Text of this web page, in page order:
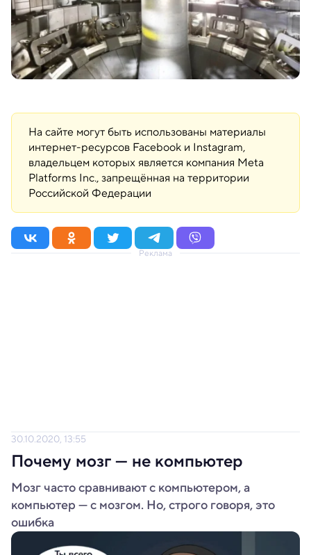
На сайте могут быть использованы материалы
интернет-ресурсов Facebook и Instagram,
владельцем которых является компания Meta
Platforms Inc., запрещённая на территории
Российской Федерации
Реклама
30.10.2020, 13:55
Почему мозг — не компьютер
Мозг часто сравнивают с компьютером, а
компьютер — с мозгом. Но, строго говоря, это
ошибка